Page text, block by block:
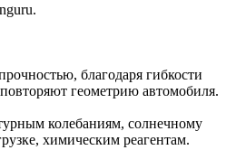
благодаря гибкости
геометрию автомобиля.
колебаниям, солнечному
химическим реагентам.